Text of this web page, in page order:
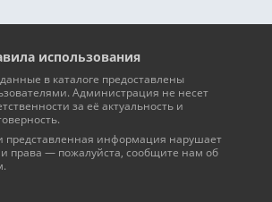
(30)
/ СМИ (27)
(32)
/
интерьера
использования
в каталоге предоставлены
Администрация не несет
за её актуальность и
представленная информация нарушает
права — пожалуйста, сообщите нам об